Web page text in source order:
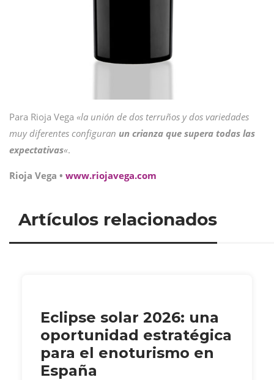
Para Rioja Vega «la unión de dos terruños y dos variedades
muy diferentes configuran un crianza que supera todas las
expectativas«.
Rioja Vega • www.riojavega.com
Artículos relacionados
Eclipse solar 2026: una
oportunidad estratégica
para el enoturismo en
España